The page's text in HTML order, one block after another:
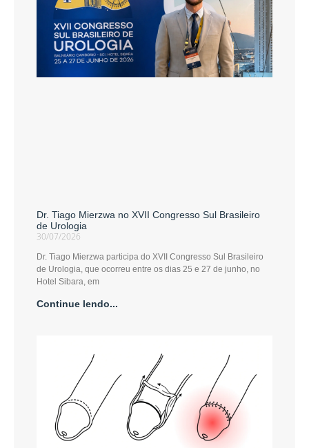
Dr. Tiago Mierzwa no XVII Congresso Sul Brasileiro
de Urologia
30/07/2026
Dr. Tiago Mierzwa participa do XVII Congresso Sul Brasileiro
de Urologia, que ocorreu entre os dias 25 e 27 de junho, no
Hotel Sibara, em
Continue lendo...